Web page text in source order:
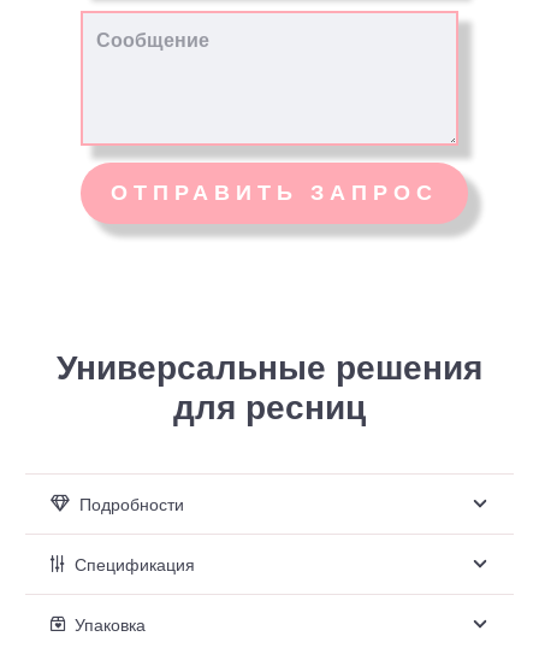
Универсальные решения
для ресниц
Подробности
Спецификация
Упаковка